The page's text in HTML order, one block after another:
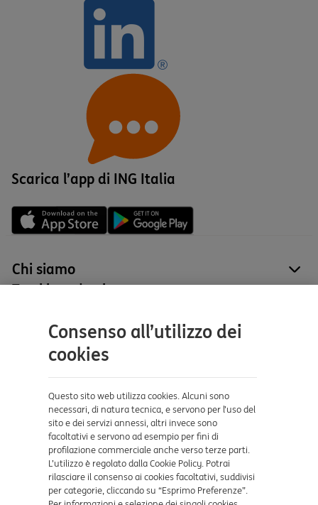
Scarica l’app di ING Italia
Chi siamo
Tutti i prodotti
Aiuto e supporto
Dove ci trovi
Certificazioni
Consenso all’utilizzo dei
cookies
Questo sito web utilizza cookies. Alcuni sono
necessari, di natura tecnica, e servono per l’uso del
sito e dei servizi annessi, altri invece sono
facoltativi e servono ad esempio per fini di
profilazione commerciale anche verso terze parti.
L’utilizzo è regolato dalla Cookie Policy. Potrai
rilasciare il consenso ai cookies facoltativi, suddivisi
per categorie, cliccando su “Esprimo Preferenze”.